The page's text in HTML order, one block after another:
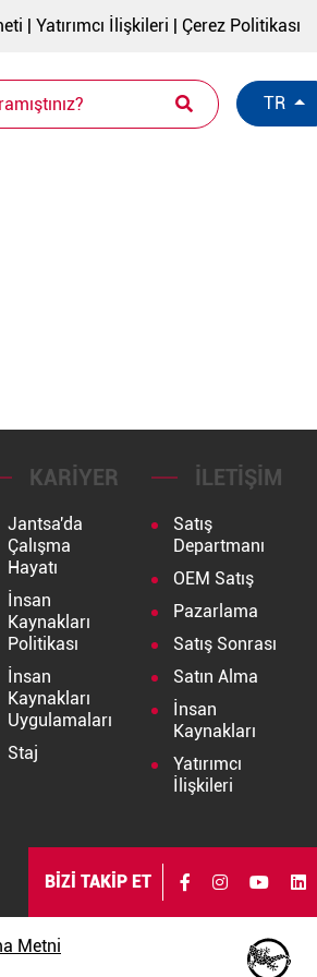
| Yatırımcı İlişkileri | Çerez Politikası
TR
KARIYER
Jantsa'da
Çalışma
Hayatı
İnsan
Kaynakları
Politikası
İnsan
Kaynakları
Uygulamaları
Staj
İLETIŞIM
Satış
Departmanı
OEM Satış
Pazarlama
Satış Sonrası
Satın Alma
İnsan
Kaynakları
Yatırımcı
İlişkileri
BİZİ TAKİP ET
Metni